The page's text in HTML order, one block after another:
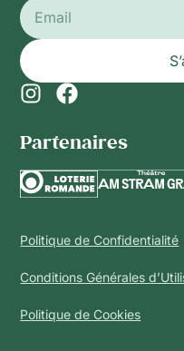
Partenaires​
Politique de Confidentialité
Conditions Générales
Politique de Cookies